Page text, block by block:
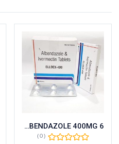
تذكرني
ALBENDAZOLE 400MG 6
(0)